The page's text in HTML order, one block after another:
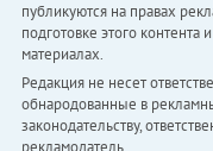
публикуются на правах
подготовке этого контента
материалах.
Редакция не несет
обнародованные в
законодательству,
рекламодатель.